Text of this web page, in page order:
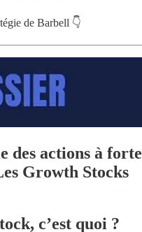
de Barbell 👇
des actions à forte
Growth Stocks
c’est quoi ?